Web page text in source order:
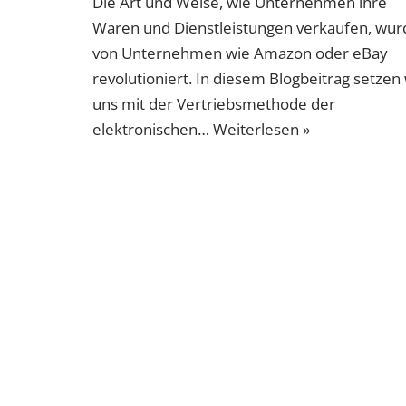
Waren und Dienstleistungen verkaufen,
von Unternehmen wie Amazon oder eBay
revolutioniert. In diesem Blogbeitrag setzen
uns mit der Vertriebsmethode der
elektronischen… Weiterlesen »